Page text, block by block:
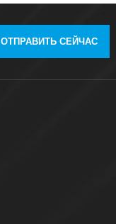
ОТПРАВИТЬ СЕЙЧАС